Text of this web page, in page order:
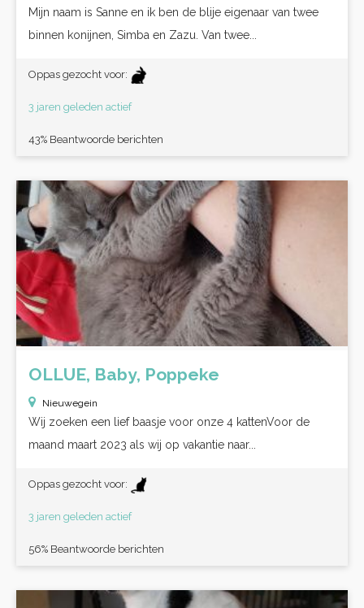
Mijn naam is Sanne en ik ben de blije eigenaar van twee
binnen konijnen, Simba en Zazu. Van twee...
Oppas gezocht voor:
3 jaren geleden actief
43% Beantwoorde berichten
OLLUE, Baby, Poppeke
Nieuwegein
Wij zoeken een lief baasje voor onze 4 kattenVoor de
maand maart 2023 als wij op vakantie naar...
Oppas gezocht voor:
3 jaren geleden actief
56% Beantwoorde berichten